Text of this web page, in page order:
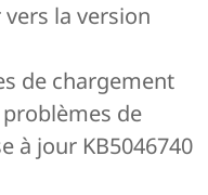
la version
de chargement
problèmes de
à jour KB5046740